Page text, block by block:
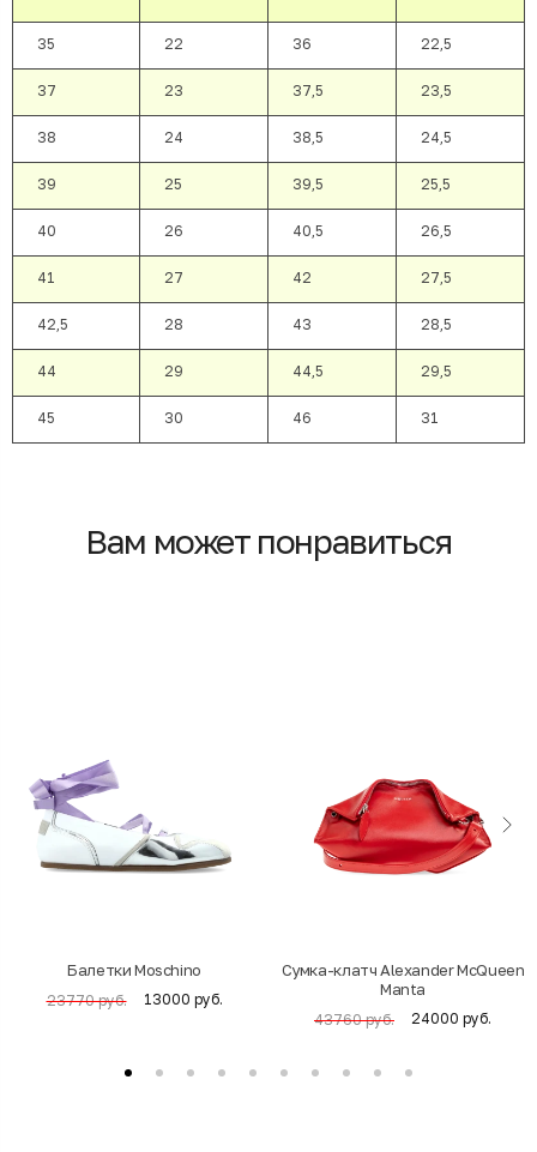
35 22 36 22,5
37 23 37,5 23,5
38 24 38,5 24,5
39 25 39,5 25,5
40 26 40,5 26,5
41 27 42 27,5
42,5 28 43 28,5
44 29 44,5 29,5
45 30 46 31
Вам может понравиться
Балетки Moschino
23770 руб. 13000 руб.
Cумка-клатч Alexander McQueen
Manta
43760 руб. 24000 руб.